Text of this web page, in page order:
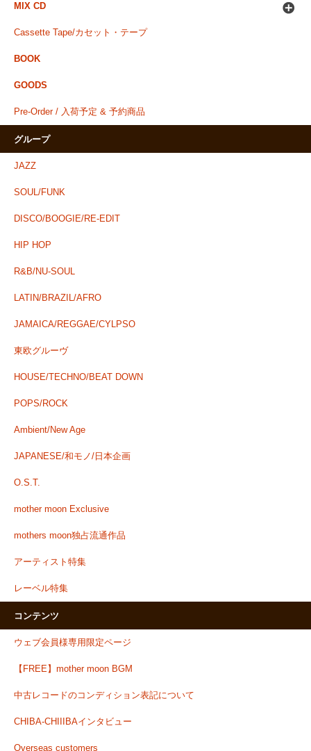
MIX CD
Cassette Tape/カセット・テープ
BOOK
GOODS
Pre-Order / 入荷予定 & 予約商品
グループ
JAZZ
SOUL/FUNK
DISCO/BOOGIE/RE-EDIT
HIP HOP
R&B/NU-SOUL
LATIN/BRAZIL/AFRO
JAMAICA/REGGAE/CYLPSO
東欧グルーヴ
HOUSE/TECHNO/BEAT DOWN
POPS/ROCK
Ambient/New Age
JAPANESE/和モノ/日本企画
O.S.T.
mother moon Exclusive
mothers moon独占流通作品
アーティスト特集
レーベル特集
コンテンツ
ウェブ会員様専用限定ページ
【FREE】mother moon BGM
中古レコードのコンディション表記について
CHIBA-CHIIIBAインタビュー
Overseas customers